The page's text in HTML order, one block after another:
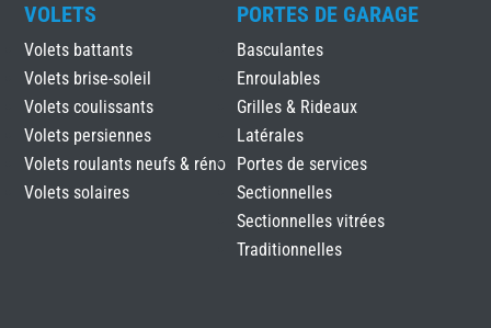
VOLETS
Volets battants
Volets brise-soleil
Volets coulissants
Volets persiennes
Volets roulants neufs & réno
Volets solaires
PORTES DE GARAGE
Basculantes
Enroulables
Grilles & Rideaux
Latérales
Portes de services
Sectionnelles
Sectionnelles vitrées
Traditionnelles